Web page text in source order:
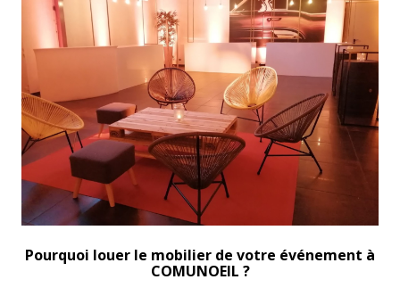
Pourquoi louer le mobilier de votre événement à
COMUNOEIL ?